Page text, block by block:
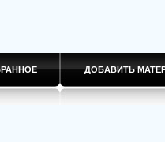
ДОБАВИТЬ